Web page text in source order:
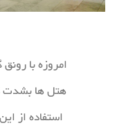
امروزه با
هتل ها بشدت
استفاده از